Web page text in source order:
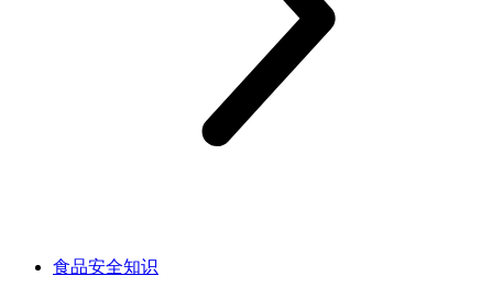
食品安全知识